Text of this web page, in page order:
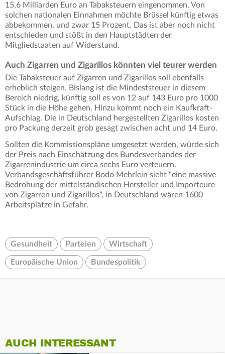
15,6 Milliarden Euro an Tabaksteuern eingenommen. Von
solchen nationalen Einnahmen möchte Brüssel künftig etwas
abbekommen, und zwar 15 Prozent. Das ist aber noch nicht
entschieden und stößt in den Hauptstädten der
Mitgliedstaaten auf Widerstand.
Auch Zigarren und Zigarillos könnten viel teurer werden
Die Tabaksteuer auf Zigarren und Zigarillos soll ebenfalls
erheblich steigen. Bislang ist die Mindeststeuer in diesem
Bereich niedrig, künftig soll es von 12 auf 143 Euro pro 1000
Stück in die Höhe gehen. Hinzu kommt noch ein Kaufkraft-
Aufschlag. Die in Deutschland hergestellten Zigarillos kosten
pro Packung derzeit grob gesagt zwischen acht und 14 Euro.
Sollten die Kommissionspläne umgesetzt werden, würde sich
der Preis nach Einschätzung des Bundesverbandes der
Zigarrenindustrie um circa sechs Euro verteuern.
Verbandsgeschäftsführer Bodo Mehrlein sieht "eine massive
Bedrohung der mittelständischen Hersteller und Importeure
von Zigarren und Zigarillos", in Deutschland wären 1600
Arbeitsplätze in Gefahr.
Gesundheit Parteien Wirtschaft
Europäische Union Bundespolitik
AUCH INTERESSANT